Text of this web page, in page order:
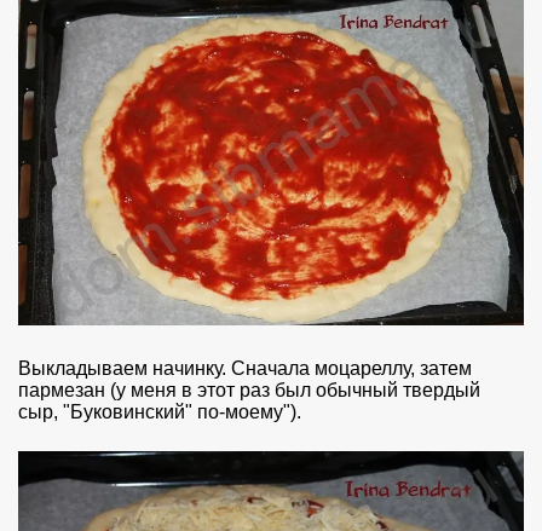
Выкладываем начинку. Сначала моцареллу, затем
пармезан (у меня в этот раз был обычный твердый
сыр, "Буковинский" по-моему").